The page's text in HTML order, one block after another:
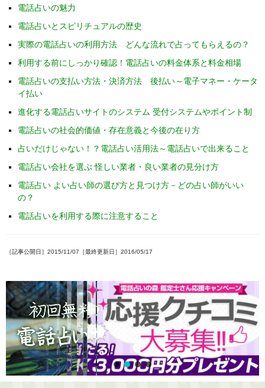
電話占いの魅力
電話占いとスピリチュアルの歴史
実際の電話占いの利用方法 どんな流れで占ってもらえるの？
利用する前にしっかり確認！電話占いの料金体系と料金相場
電話占いの支払い方法・決済方法 後払い～電子マネー・ケータ
イ払い
進化する電話占いサイトのシステム 受付システムやポイント制
電話占いの社会的価値・存在意義と今後の在り方
占いだけじゃない！？電話占い活用法～電話占いで出来ること
電話占い会社を選ぶ 怪しい業者・良い業者の見分け方
電話占い よい占い師の選び方と見つけ方－どの占い師がいい
の？
電話占いを利用する際に注意すること
［記事公開日］2015/11/07［最終更新日］2016/05/17